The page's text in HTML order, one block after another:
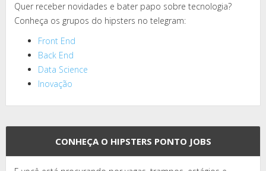
Quer receber novidades e bater papo sobre tecnologia?
Conheça os grupos do hipsters no telegram:
Front End
Back End
Data Science
Inovação
CONHEÇA O HIPSTERS PONTO JOBS